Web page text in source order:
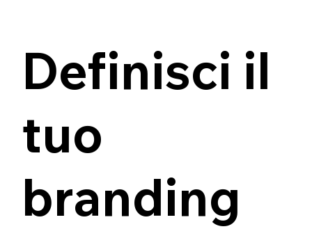
Definisci il
tuo
branding